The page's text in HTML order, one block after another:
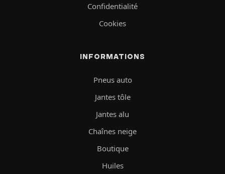
Confidentialité
Cookies
INFORMATIONS
Pneus auto
Jantes tôle
Jantes alu
Chaînes neige
Boutique
Huiles